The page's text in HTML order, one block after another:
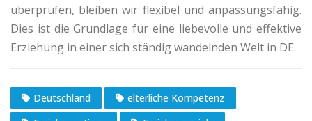
überprüfen, bleiben wir flexibel und anpassungsfähig.
Dies ist die Grundlage für eine liebevolle und effektive
Erziehung in einer sich ständig wandelnden Welt in DE.
Deutschland
elterliche Kompetenz